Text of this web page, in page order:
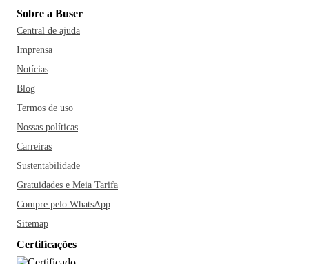
Sobre a Buser
Central de ajuda
Imprensa
Notícias
Blog
Termos de uso
Nossas políticas
Carreiras
Sustentabilidade
Gratuidades e Meia Tarifa
Compre pelo WhatsApp
Sitemap
Certificações